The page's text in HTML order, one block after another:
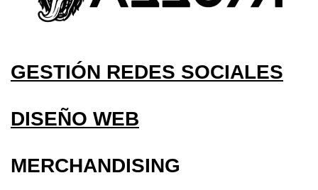
GESTIÓN REDES SOCIALES
DISEÑO WEB
MERCHANDISING